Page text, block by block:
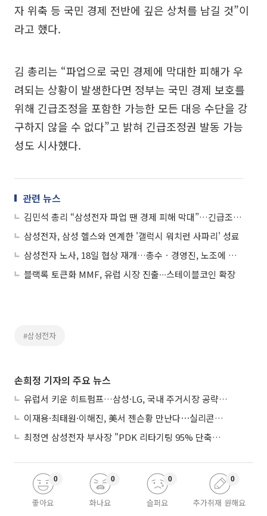
자 위축 등 국민 경제 전반에 깊은 상처를 남길 것”이
라고 했다.
김 총리는 “파업으로 국민 경제에 막대한 피해가 우
려되는 상황이 발생한다면 정부는 국민 경제 보호를
위해 긴급조정을 포함한 가능한 모든 대응 수단을 강
구하지 않을 수 없다”고 밝혀 긴급조정권 발동 가능
성도 시사했다.
관련 뉴스
김민석 총리 “삼성전자 파업 땐 경제 피해 막대”…긴급조정 가능성 시사
삼성전자, 삼성 헬스와 연계한 '갤럭시 워치런 사파리' 성료
삼성전자 노사, 18일 협상 재개…총수ㆍ경영진, 노조에 잇단 대화 손짓
블랙록 토큰화 MMF, 유럽 시장 진출∙∙∙스테이블코인 확장
#삼성전자
손희정 기자의 주요 뉴스
유럽서 키운 히트펌프…삼성·LG, 국내 주거시장 공략 ‘속도’
이재용·최태원·이해진, 美서 젠슨황 만난다⋯실리콘밸리 집결하는 AI리더
최정연 삼성전자 부사장 "PDK 리타기팅 95% 단축…에이전트 AI 시범 활용"
좋아요
0
화나요
0
슬퍼요
0
추가취재 원해요
0